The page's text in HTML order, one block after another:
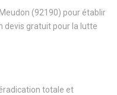
(92190) pour établir
devis gratuit pour la lutte
totale et